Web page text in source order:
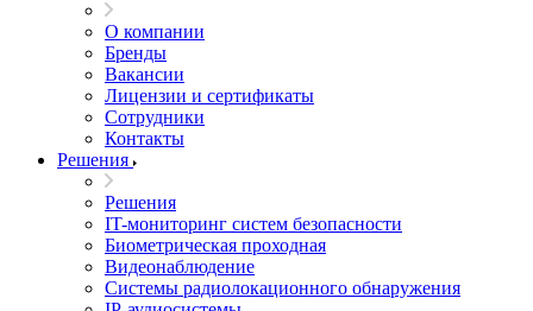
О компании
Бренды
Вакансии
Лицензии и сертификаты
Сотрудники
Контакты
Решения
Решения
IT-мониторинг систем безопасности
Биометрическая проходная
Видеонаблюдение
Системы радиолокационного обнаружения